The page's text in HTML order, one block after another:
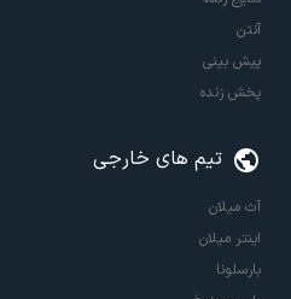
آنتن
پیش بینی
پخش زنده
تیم های خارجی
آث میلان
اینتر میلان
بارسلونا